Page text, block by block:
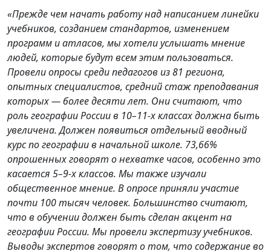
«Прежде чем начать работу над написанием линейки
учебников, созданием стандартов, изменением
программ и атласов, мы хотели услышать мнение
людей, которые будут всем этим пользоваться.
Провели опросы среди педагогов из 81 региона,
опытных специалистов, средний стаж преподавания
которых — более десяти лет. Они считают, что
роль географии России в 10–11-х классах должна быть
увеличена. Должен появиться отдельный вводный
курс по географии в начальной школе. 73,66%
опрошенных говорят о нехватке часов, особенно это
касается 5–9-х классов. Мы также изучали
общественное мнение. В опросе приняли участие
почти 100 тысяч человек. Большинство считают,
что в обучении должен быть сделан акцент на
географии России. Мы провели экспертизу учебников.
Выводы экспертов говорят о том, что содержание во